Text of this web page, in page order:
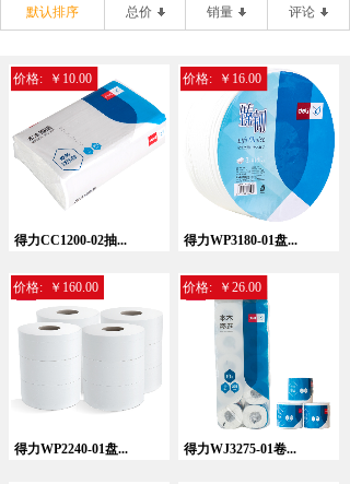
默认排序 总价 销量 评论
得力CC1200-02抽...
价格: ￥10.00
得力WP3180-01盘...
价格: ￥16.00
得力WP2240-01盘...
价格: ￥160.00
得力WJ3275-01卷...
价格: ￥26.00